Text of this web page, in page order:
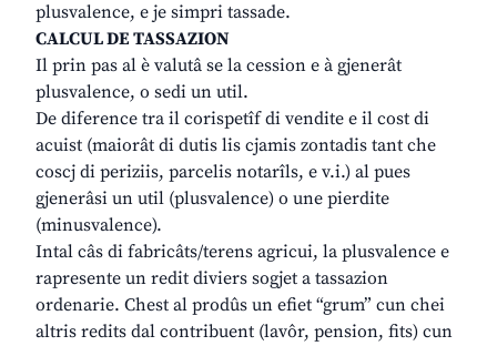
plusvalence, e je simpri tassade.
CALCUL DE TASSAZION
Il prin pas al è valutâ se la cession e à gjenerât
plusvalence, o sedi un util.
De diference tra il corispetîf di vendite e il cost di
acuist (maiorât di dutis lis cjamis zontadis tant che
coscj di periziis, parcelis notarîls, e v.i.) al pues
gjenerâsi un util (plusvalence) o une pierdite
(minusvalence).
Intal câs di fabricâts/terens agricui, la plusvalence e
rapresente un redit diviers sogjet a tassazion
ordenarie. Chest al prodûs un efiet “grum” cun chei
altris redits dal contribuent (lavôr, pension, fits) cun